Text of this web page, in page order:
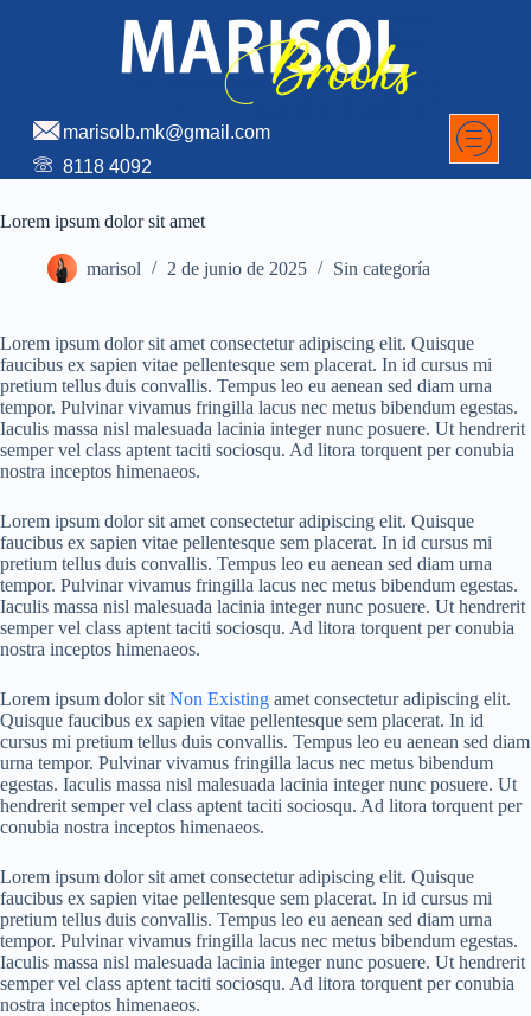
marisolb.mk@gmail.com
8118 4092
Lorem ipsum dolor sit amet
marisol 2 de junio de 2025 Sin categoría
Lorem ipsum dolor sit amet consectetur adipiscing elit. Quisque
faucibus ex sapien vitae pellentesque sem placerat. In id cursus mi
pretium tellus duis convallis. Tempus leo eu aenean sed diam urna
tempor. Pulvinar vivamus fringilla lacus nec metus bibendum egestas.
Iaculis massa nisl malesuada lacinia integer nunc posuere. Ut hendrerit
semper vel class aptent taciti sociosqu. Ad litora torquent per conubia
nostra inceptos himenaeos.
Lorem ipsum dolor sit amet consectetur adipiscing elit. Quisque
faucibus ex sapien vitae pellentesque sem placerat. In id cursus mi
pretium tellus duis convallis. Tempus leo eu aenean sed diam urna
tempor. Pulvinar vivamus fringilla lacus nec metus bibendum egestas.
Iaculis massa nisl malesuada lacinia integer nunc posuere. Ut hendrerit
semper vel class aptent taciti sociosqu. Ad litora torquent per conubia
nostra inceptos himenaeos.
Lorem ipsum dolor sit Non Existing amet consectetur adipiscing elit.
Quisque faucibus ex sapien vitae pellentesque sem placerat. In id
cursus mi pretium tellus duis convallis. Tempus leo eu aenean sed diam
urna tempor. Pulvinar vivamus fringilla lacus nec metus bibendum
egestas. Iaculis massa nisl malesuada lacinia integer nunc posuere. Ut
hendrerit semper vel class aptent taciti sociosqu. Ad litora torquent per
conubia nostra inceptos himenaeos.
Lorem ipsum dolor sit amet consectetur adipiscing elit. Quisque
faucibus ex sapien vitae pellentesque sem placerat. In id cursus mi
pretium tellus duis convallis. Tempus leo eu aenean sed diam urna
tempor. Pulvinar vivamus fringilla lacus nec metus bibendum egestas.
Iaculis massa nisl malesuada lacinia integer nunc posuere. Ut hendrerit
semper vel class aptent taciti sociosqu. Ad litora torquent per conubia
nostra inceptos himenaeos.